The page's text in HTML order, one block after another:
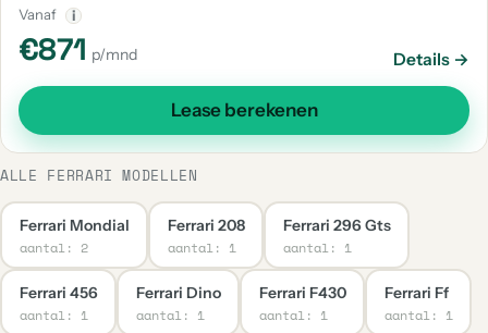
Vanaf i
€871 p/mnd Details →
Lease berekenen
ALLE FERRARI MODELLEN
Ferrari Mondial
aantal: 2
Ferrari 208
aantal: 1
Ferrari 296 Gts
aantal: 1
Ferrari 456
aantal: 1
Ferrari Dino
aantal: 1
Ferrari F430
aantal: 1
Ferrari Ff
aantal: 1